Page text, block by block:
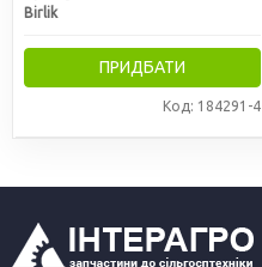
Birlik
ПРИДБАТИ
Код: 184291-4